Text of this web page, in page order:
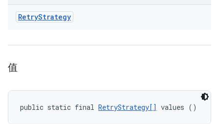
RetryStrategy
值
public static final RetryStrategy[] values ()